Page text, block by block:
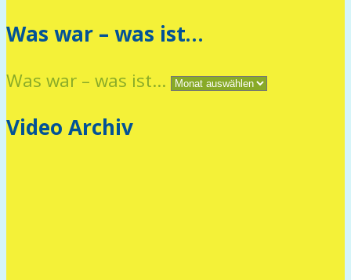
Was war – was ist…
Was war – was ist…
Video Archiv